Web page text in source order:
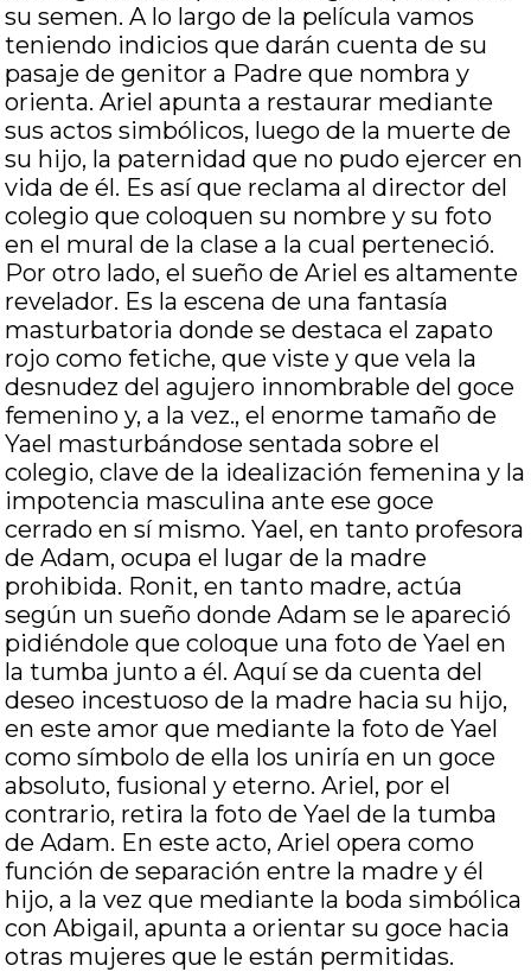
su semen. A lo largo de la película vamos
teniendo indicios que darán cuenta de su
pasaje de genitor a Padre que nombra y
orienta. Ariel apunta a restaurar mediante
sus actos simbólicos, luego de la muerte de
su hijo, la paternidad que no pudo ejercer en
vida de él. Es así que reclama al director del
colegio que coloquen su nombre y su foto
en el mural de la clase a la cual perteneció.
Por otro lado, el sueño de Ariel es altamente
revelador. Es la escena de una fantasía
masturbatoria donde se destaca el zapato
rojo como fetiche, que viste y que vela la
desnudez del agujero innombrable del goce
femenino y, a la vez., el enorme tamaño de
Yael masturbándose sentada sobre el
colegio, clave de la idealización femenina y la
impotencia masculina ante ese goce
cerrado en sí mismo. Yael, en tanto profesora
de Adam, ocupa el lugar de la madre
prohibida. Ronit, en tanto madre, actúa
según un sueño donde Adam se le apareció
pidiéndole que coloque una foto de Yael en
la tumba junto a él. Aquí se da cuenta del
deseo incestuoso de la madre hacia su hijo,
en este amor que mediante la foto de Yael
como símbolo de ella los uniría en un goce
absoluto, fusional y eterno. Ariel, por el
contrario, retira la foto de Yael de la tumba
de Adam. En este acto, Ariel opera como
función de separación entre la madre y él
hijo, a la vez que mediante la boda simbólica
con Abigail, apunta a orientar su goce hacia
otras mujeres que le están permitidas.